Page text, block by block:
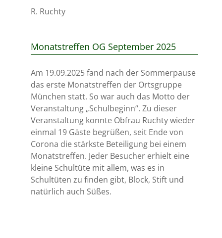
R. Ruchty
Monatstreffen OG September 2025
Am 19.09.2025 fand nach der Sommerpause
das erste Monatstreffen der Ortsgruppe
München statt. So war auch das Motto der
Veranstaltung „Schulbeginn“. Zu dieser
Veranstaltung konnte Obfrau Ruchty wieder
einmal 19 Gäste begrüßen, seit Ende von
Corona die stärkste Beteiligung bei einem
Monatstreffen. Jeder Besucher erhielt eine
kleine Schultüte mit allem, was es in
Schultüten zu finden gibt, Block, Stift und
natürlich auch Süßes.